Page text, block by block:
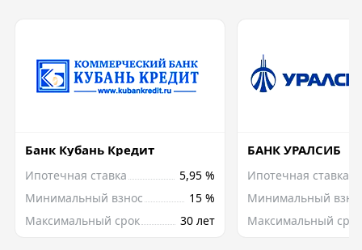
Банк Кубань Кредит
Ипотечная ставка
5,95 %
Минимальный взнос
15 %
Максимальный срок
30 лет
БАНК УРАЛСИБ
Ипотечная ставка
Минимальный
Максимальный срок